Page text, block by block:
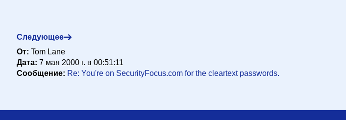
Следующее
От: Tom Lane
Дата: 7 мая 2000 г. в 00:51:11
Сообщение: Re: You're on SecurityFocus.com for the cleartext passwords.